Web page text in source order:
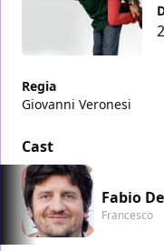
Regia
Giovanni Veronesi
Cast
Fabio
Francesco